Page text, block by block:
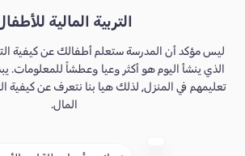
التربية المالية
ليس مؤكد أن المدرسة ستعلم أطفالك عن كيفية
الذي ينشأ اليوم هو أكثر وعيا وعطشاً للمعلومات.
تعليمهم في المنزل, لذلك هيا بنا نتعرف عن
المال.